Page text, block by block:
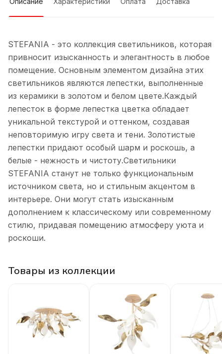
STEFANIA - это коллекция светильников, которая
привносит изысканность и элегантность в любое
помещение. Основным элементом дизайна этих
светильников являются лепестки, выполненные
из керамики в золотом и белом цвете.Каждый
лепесток в форме лепестка цветка обладает
уникальной текстурой и оттенком, создавая
неповторимую игру света и тени. Золотистые
лепестки придают особый шарм и роскошь, а
белые - нежность и чистоту.Светильники
STEFANIA станут не только функциональным
источником света, но и стильным акцентом в
интерьере. Они могут стать изысканным
дополнением к классическому или современному
стилю, придавая помещению атмосферу уюта и
роскоши.
Товары из коллекции